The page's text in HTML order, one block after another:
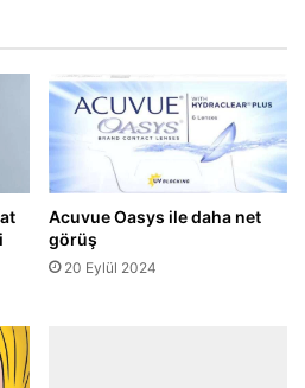
Acuvue Oasys ile daha net
görüş
20 Eylül 2024